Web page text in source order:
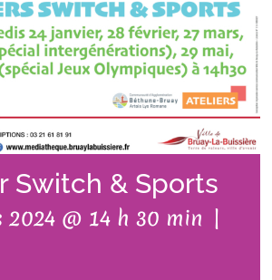
Switch & Sports
2024 @ 14 h 30 min |